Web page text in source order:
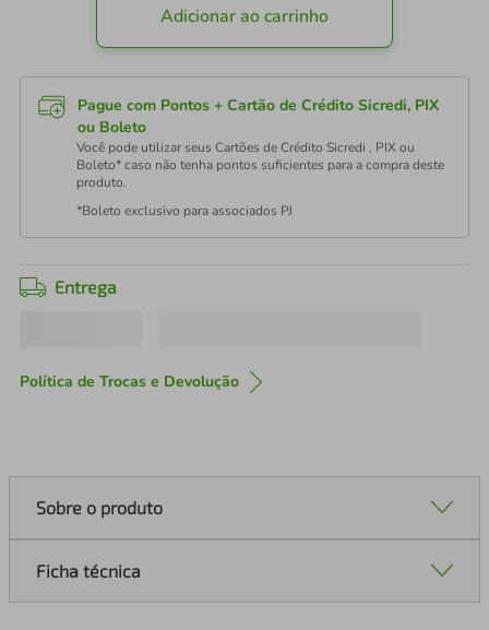
Adicionar ao carrinho
Pague com Pontos + Cartão de Crédito Sicredi, PIX
ou Boleto
Você pode utilizar seus Cartões de Crédito Sicredi , PIX ou
Boleto* caso não tenha pontos suficientes para a compra deste
produto.
*Boleto exclusivo para associados PJ
Entrega
Política de Trocas e Devolução
Sobre o produto
Ficha técnica